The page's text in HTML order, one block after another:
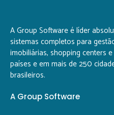
A Group Software é líder
sistemas completos para
imobiliárias, shopping centers
países e em mais de 250
brasileiros.
A Group Software